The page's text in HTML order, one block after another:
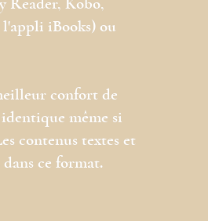
Reader, Kobo,
iBooks) ou
confort de
même si
contenus textes et
ce format.